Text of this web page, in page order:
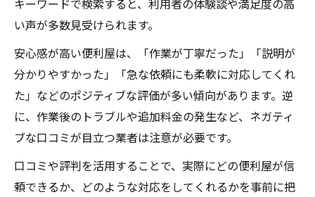
キーワードで検索すると、利用者の体験談や満足度の高
い声が多数見受けられます。
安心感が高い便利屋は、「作業が丁寧だった」「説明が
分かりやすかった」「急な依頼にも柔軟に対応してくれ
た」などのポジティブな評価が多い傾向があります。逆
に、作業後のトラブルや追加料金の発生など、ネガティ
ブな口コミが目立つ業者は注意が必要です。
口コミや評判を活用することで、実際にどの便利屋が信
頼できるか、どのような対応をしてくれるかを事前に把